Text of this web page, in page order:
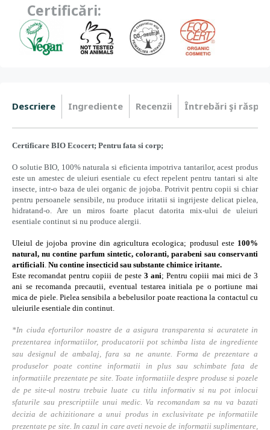
Certificări:
Descriere Ingrediente Recenzii Întrebări şi
Certificare BIO Ecocert; Pentru fata si corp;
O solutie BIO, 100% naturala si eficienta impotriva tantarilor, acest produs
este un amestec de uleiuri esentiale cu efect repelent pentru tantari si alte
insecte, intr-o baza de ulei organic de jojoba. Potrivit pentru copii si chiar
pentru persoanele sensibile, nu produce iritatii si ingrijeste delicat pielea,
hidratand-o. Are un miros foarte placut datorita mix-ului de uleiuri
esentiale continut si nu produce alergii.
Uleiul de jojoba provine din agricultura ecologica; produsul este 100%
natural, nu contine parfum sintetic, coloranti, parabeni sau conservanti
artificiali. Nu contine insecticid sau substante chimice iritante.
Este recomandat pentru copiii de peste 3 ani; Pentru copiii mai mici de 3
ani se recomanda precautii, eventual testarea initiala pe o portiune mai
mica de piele. Pielea sensibila a bebelusilor poate reactiona la contactul cu
uleiurile esentiale din continut.
*In ciuda eforturilor noastre de a asigura transparenta si acuratete in
prezentarea informatiilor, producatorii pot schimba lista de ingrediente
sau designul de ambalaj, fara sa ne anunte. Forma de prezentare a
produselor poate contine informatii in plus sau schimbate fata de
informatiile prezentate pe site. Toate informatiile despre produse si pozele
de pe site-ul nostru trebuie luate cu titlu informativ si nu pot inlocui
sfaturile sau prescriptiile unui medic. Va recomandam sa nu va bazati
decizia de achizitionare a unui produs in exclusivitate pe informatiile
prezentate pe site. In cazul in care aveti nevoie de informatii suplimentare,